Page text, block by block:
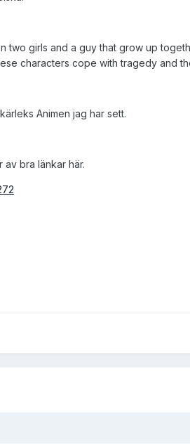
two girls and a guy that grow up
characters cope with tragedy and
Animen jag har sett.
av bra länkar här.